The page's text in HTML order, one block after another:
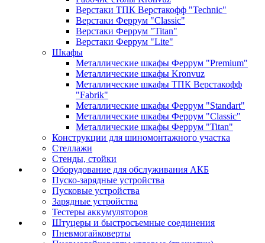
Верстаки ТПК Верстакофф "Technic"
Верстаки Феррум "Classic"
Верстаки Феррум "Titan"
Верстаки Феррум "Lite"
Шкафы
Металлические шкафы Феррум "Premium"
Металлические шкафы Kronvuz
Металлические шкафы ТПК Верстакофф
"Fabrik"
Металлические шкафы Феррум "Standart"
Металлические шкафы Феррум "Classic"
Металлические шкафы Феррум "Titan"
Конструкции для шиномонтажного участка
Стеллажи
Стенды, стойки
Оборудование для обслуживания АКБ
Пуско-зарядные устройства
Пусковые устройства
Зарядные устройства
Тестеры аккумуляторов
Штуцеры и быстросъемные соединения
Пневмогайковерты